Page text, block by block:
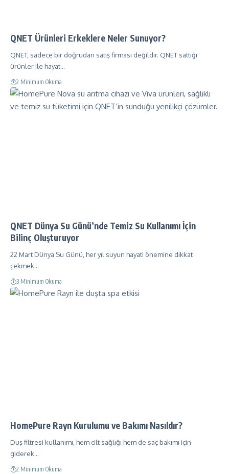
QNET Ürünleri Erkeklere Neler Sunuyor?
QNET, sadece bir doğrudan satış firması değildir. QNET sattığı
ürünler ile hayat…
2 Minimum Okuma
QNET Dünya Su Günü’nde Temiz Su Kullanımı İçin
Bilinç Oluşturuyor
22 Mart Dünya Su Günü, her yıl suyun hayati önemine dikkat
çekmek…
3 Minimum Okuma
HomePure Rayn Kurulumu ve Bakımı Nasıldır?
Duş filtresi kullanımı, hem cilt sağlığı hem de saç bakımı için
giderek…
2 Minimum Okuma